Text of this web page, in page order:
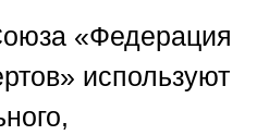
«Федерация
используют